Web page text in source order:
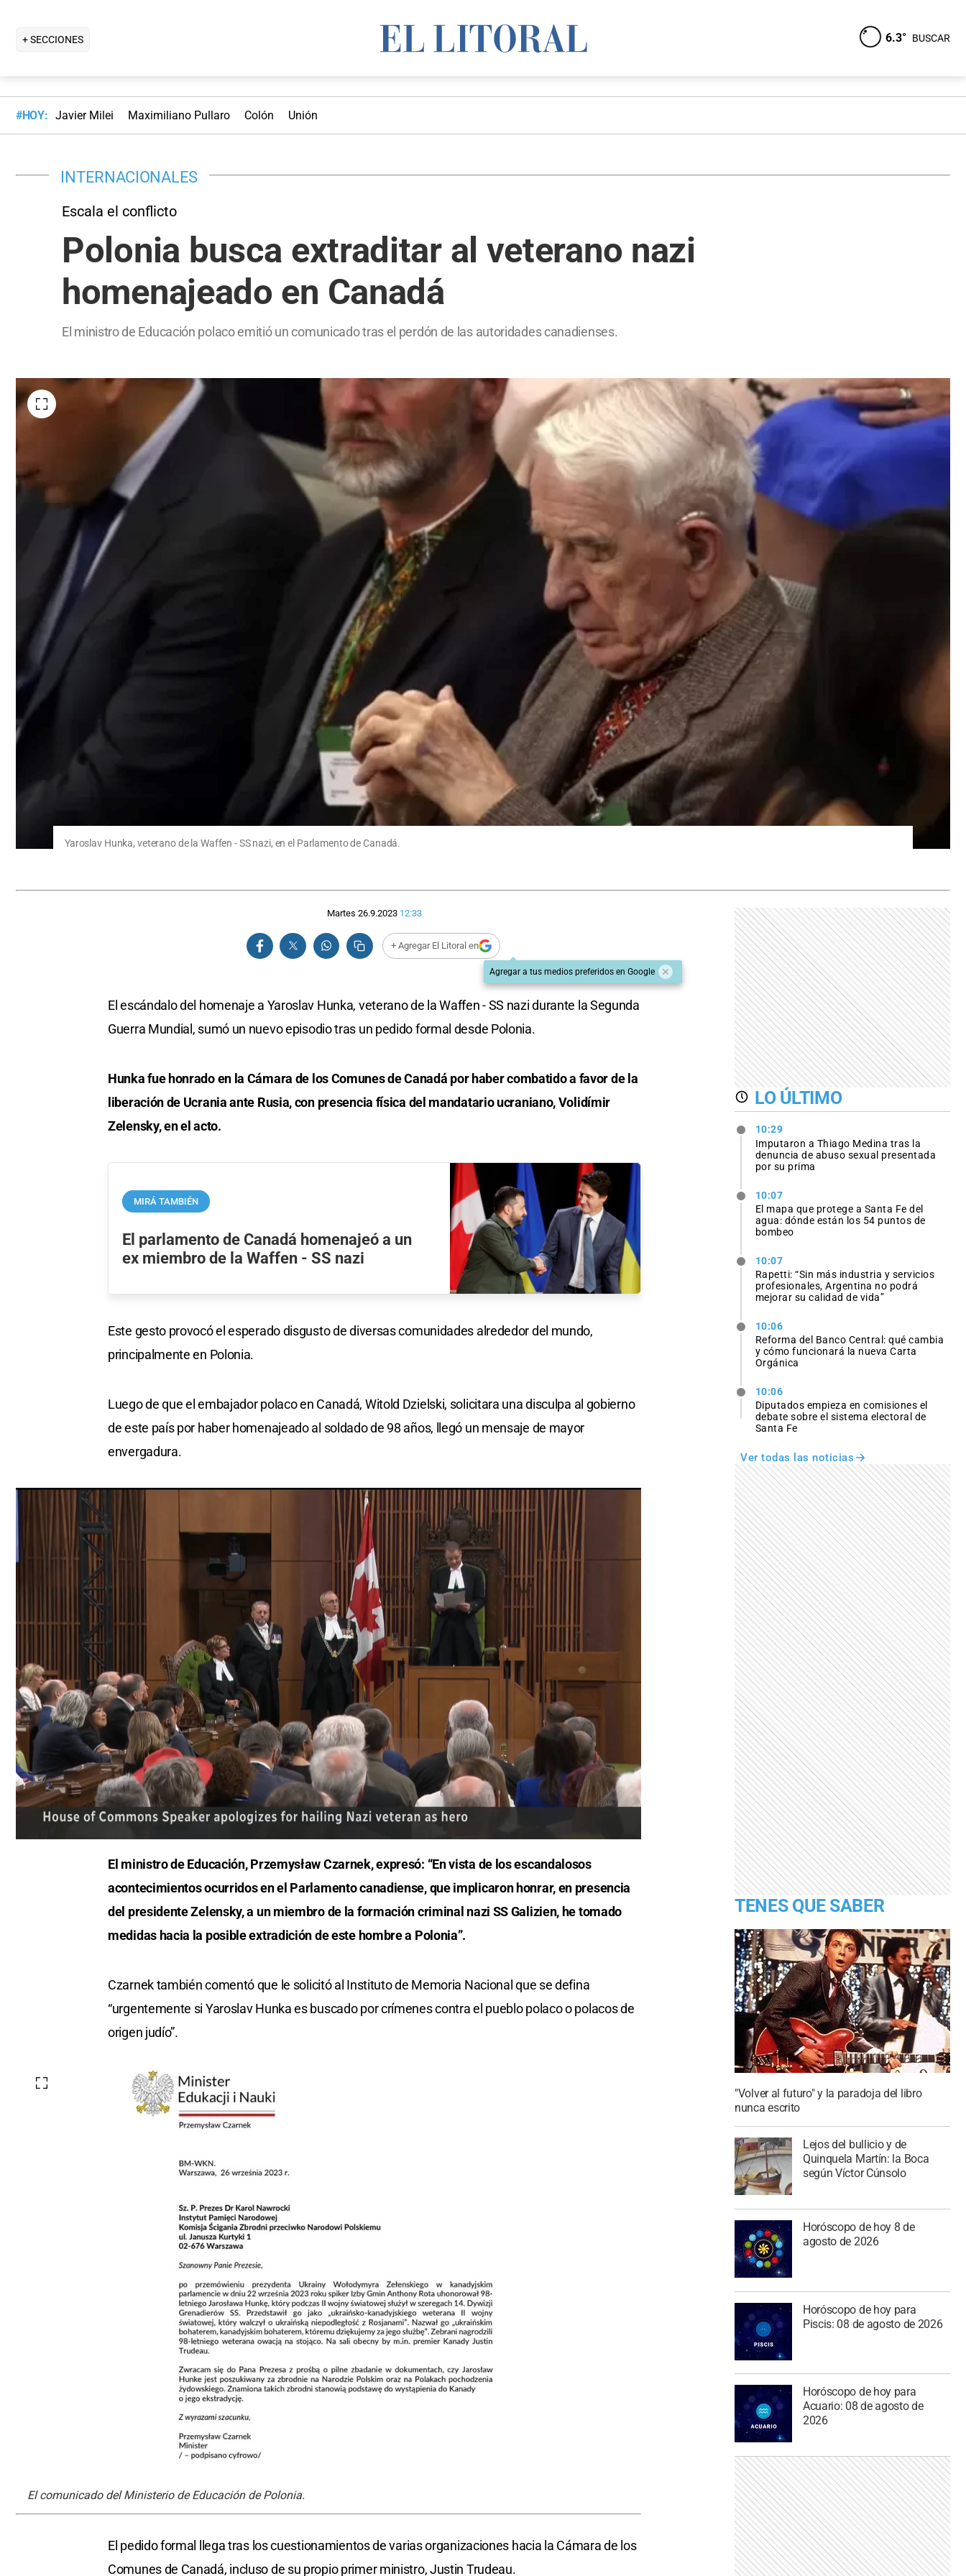
+ SECCIONES 6.3° BUSCAR
#HOY: Javier Milei Maximiliano Pullaro Colón Unión
INTERNACIONALES
Escala el conflicto
Polonia busca extraditar al veterano nazi
homenajeado en Canadá
El ministro de Educación polaco emitió un comunicado tras el perdón de las autoridades canadienses.
Yaroslav Hunka, veterano de la Waffen - SS nazi, en el Parlamento de Canadá.
Martes 26.9.2023 12:33
+ Agregar El Litoral en
Agregar a tus medios preferidos en Google
El escándalo del homenaje a Yaroslav Hunka, veterano de la Waffen - SS nazi durante la Segunda
Guerra Mundial, sumó un nuevo episodio tras un pedido formal desde Polonia.
Hunka fue honrado en la Cámara de los Comunes de Canadá por haber combatido a favor de la
liberación de Ucrania ante Rusia, con presencia física del mandatario ucraniano, Volidímir
Zelensky, en el acto.
MIRÁ TAMBIÉN
El parlamento de Canadá homenajeó a un
ex miembro de la Waffen - SS nazi
Este gesto provocó el esperado disgusto de diversas comunidades alrededor del mundo,
principalmente en Polonia.
Luego de que el embajador polaco en Canadá, Witold Dzielski, solicitara una disculpa al gobierno
de este país por haber homenajeado al soldado de 98 años, llegó un mensaje de mayor
envergadura.
El ministro de Educación, Przemysław Czarnek, expresó: “En vista de los escandalosos
acontecimientos ocurridos en el Parlamento canadiense, que implicaron honrar, en presencia
del presidente Zelensky, a un miembro de la formación criminal nazi SS Galizien, he tomado
medidas hacia la posible extradición de este hombre a Polonia”.
Czarnek también comentó que le solicitó al Instituto de Memoria Nacional que se defina
“urgentemente si Yaroslav Hunka es buscado por crímenes contra el pueblo polaco o polacos de
origen judío”.
El comunicado del Ministerio de Educación de Polonia.
El pedido formal llega tras los cuestionamientos de varias organizaciones hacia la Cámara de los
Comunes de Canadá, incluso de su propio primer ministro, Justin Trudeau.
LO ÚLTIMO
10:29
Imputaron a Thiago Medina tras la
denuncia de abuso sexual presentada
por su prima
10:07
El mapa que protege a Santa Fe del
agua: dónde están los 54 puntos de
bombeo
10:07
Rapetti: “Sin más industria y servicios
profesionales, Argentina no podrá
mejorar su calidad de vida”
10:06
Reforma del Banco Central: qué cambia
y cómo funcionará la nueva Carta
Orgánica
10:06
Diputados empieza en comisiones el
debate sobre el sistema electoral de
Santa Fe
Ver todas las noticias
TENES QUE SABER
"Volver al futuro" y la paradoja del libro
nunca escrito
Lejos del bullicio y de
Quinquela Martín: la Boca
según Víctor Cúnsolo
Horóscopo de hoy 8 de
agosto de 2026
Horóscopo de hoy para
Piscis: 08 de agosto de 2026
Horóscopo de hoy para
Acuario: 08 de agosto de
2026